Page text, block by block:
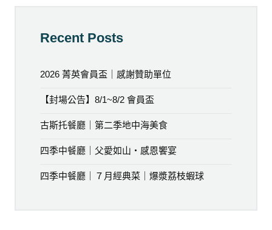
Recent Posts
2026 菁英會員盃｜感謝贊助單位
【封場公告】8/1~8/2 會員盃
古斯托餐廳｜第二季地中海美食
四季中餐廳｜父愛如山・感恩饗宴
四季中餐廳｜７月經典菜｜爆漿荔枝蝦球